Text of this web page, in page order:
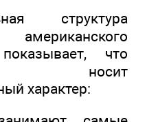
структура
что
носит
характер: